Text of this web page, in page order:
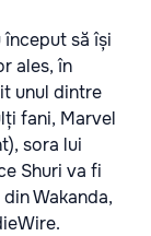
să își
ales, în
unul dintre
fani, Marvel
sora lui
Shuri va fi
Wakanda,